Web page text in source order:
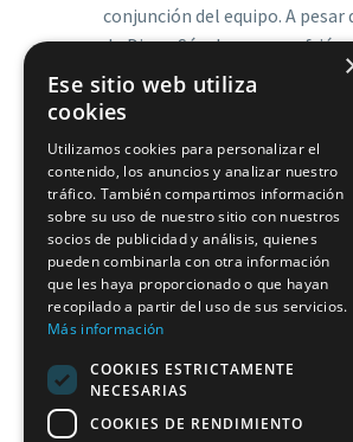
conjunción del equipo. A
de Diana Sánchez, que sufrió
Aguere se recompuso gracias
David Martín (17-25).
Las rotaciones comenzaron
centrales Kerri y Tati,
demostrar su mayor recorrido
Mañana a las 13:00 horas
Ese sitio web utiliza
cookies
Utilizamos cookies para personalizar el
contenido, los anuncios y analizar nuestro
tráfico. También compartimos información
sobre su uso de nuestro sitio con nuestros
socios de publicidad y análisis, quienes
pueden combinarla con otra información
que les haya proporcionado o que hayan
recopilado a partir del uso de sus servicios.
Más información
COOKIES ESTRICTAMENTE
NECESARIAS
COOKIES DE RENDIMIENTO